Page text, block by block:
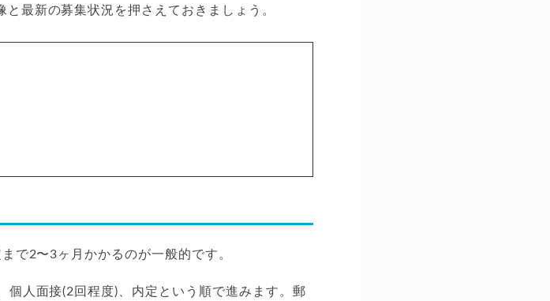
最新の募集状況を押さえておきましょう。
で2〜3ヶ月かかるのが一般的です。
人面接(2回程度)、内定という順で進みます。郵